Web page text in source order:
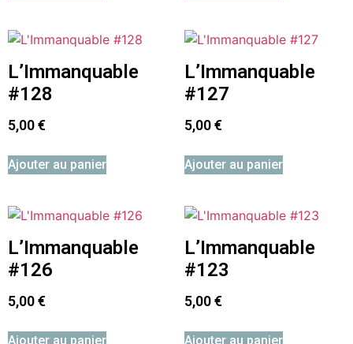
L’Immanquable
#128
5,00€
Ajouter au panier
L’Immanquable
#127
5,00€
Ajouter au panier
L’Immanquable
#126
5,00€
Ajouter au panier
L’Immanquable
#123
5,00€
Ajouter au panier